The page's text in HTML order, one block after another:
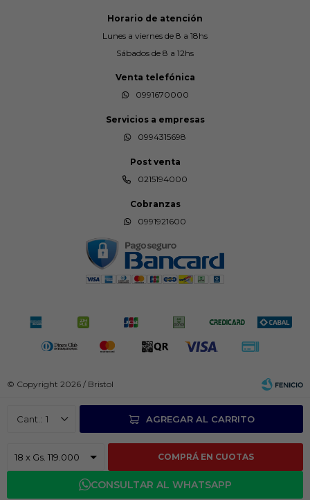
1 AGREGAR AL CARRITO
COMPRÁ EN CUOTAS
CONSULTAR AL WHATSAPP
Horario de atención
Lunes a viernes de 8 a 18hs
Sábados de 8 a 12hs
Venta telefónica
0991670000
Servicios a empresas
0994315698
Post venta
0215194000
Cobranzas
0991921600
© Copyright 2026 / Bristol